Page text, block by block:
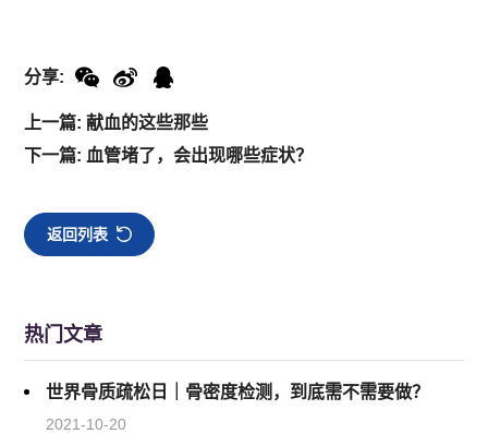
上一篇: 献血的这些那些
下一篇: 血管堵了，会出现哪些症状？
分享:
返回列表
热门文章
世界骨质疏松日｜骨密度检测，到底需不需要做？
2021-10-20